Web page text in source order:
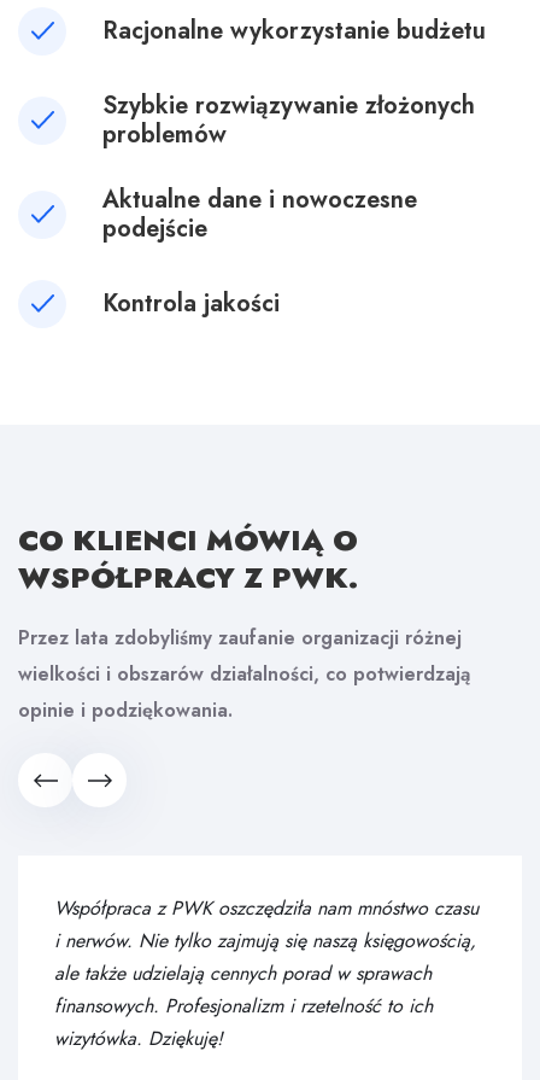
Racjonalne wykorzystanie budżetu
Szybkie rozwiązywanie złożonych
problemów
Aktualne dane i nowoczesne
podejście
Kontrola jakości
CO KLIENCI MÓWIĄ O
WSPÓŁPRACY Z PWK.
Przez lata zdobyliśmy zaufanie organizacji różnej
wielkości i obszarów działalności, co potwierdzają
opinie i podziękowania.
Współpraca z PWK oszczędziła nam mnóstwo czasu
i nerwów. Nie tylko zajmują się naszą księgowością,
ale także udzielają cennych porad w sprawach
finansowych. Profesjonalizm i rzetelność to ich
wizytówka. Dziękuję!